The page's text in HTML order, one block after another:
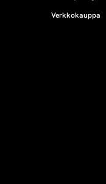
Verkkokauppa